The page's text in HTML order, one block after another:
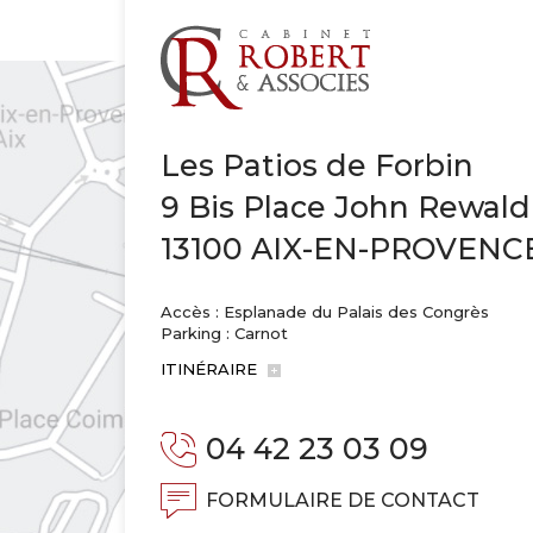
Les Patios de Forbin
9 Bis Place John Rewald
13100 AIX-EN-
Accès : Esplanade du Palais des Congrès
Parking : Carnot
ITINÉRAIRE
04 42 23 03 09
FORMULAIRE DE CONTACT